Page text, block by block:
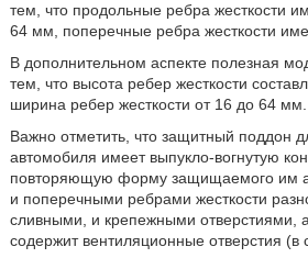
тем, что продольные ребра жесткости
64 мм, поперечные ребра жесткости
В дополнительном аспекте полезная
тем, что высота ребер жесткости
ширина ребер жесткости от 16 до 64 мм.
Важно отметить, что защитный поддон
автомобиля имеет выпукло-вогнутую
повторяющую форму защищаемого им
и поперечными ребрами жесткости
сливными, и крепежными отверстиями,
содержит вентиляционные отверстия (в